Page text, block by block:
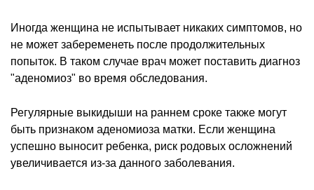
Иногда женщина не испытывает никаких симптомов, но
не может забеременеть после продолжительных
попыток. В таком случае врач может поставить диагноз
"аденомиоз" во время обследования.
Регулярные выкидыши на раннем сроке также могут
быть признаком аденомиоза матки. Если женщина
успешно выносит ребенка, риск родовых осложнений
увеличивается из-за данного заболевания.